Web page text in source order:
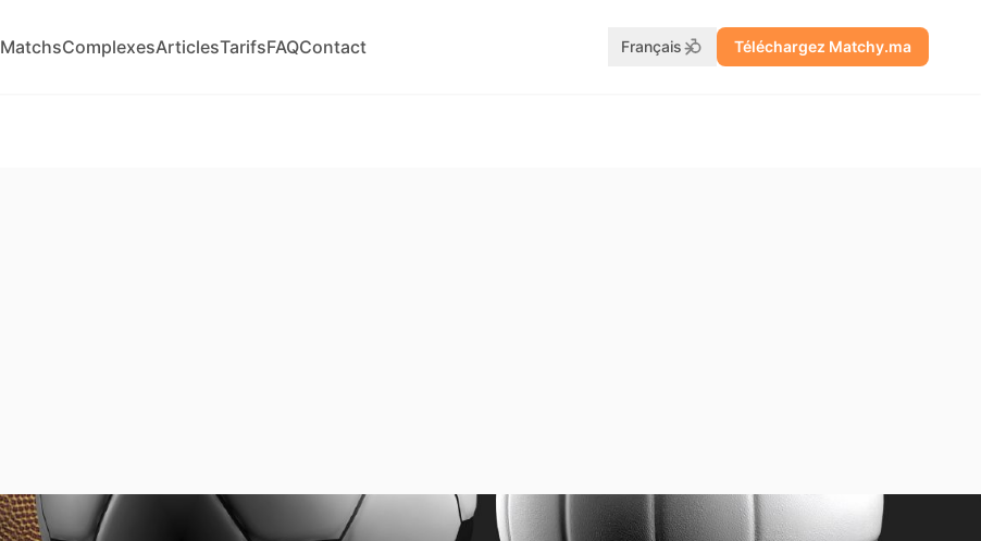
MatchsComplexesArticlesTarifsFAQContact Français Téléchargez Matchy.ma